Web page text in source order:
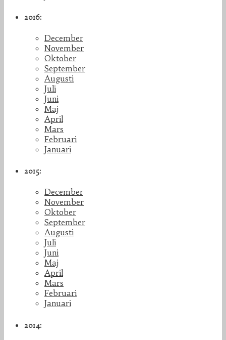
2016:
December
November
Oktober
September
Augusti
Juli
Juni
Maj
April
Mars
Februari
Januari
2015:
December
November
Oktober
September
Augusti
Juli
Juni
Maj
April
Mars
Februari
Januari
2014: